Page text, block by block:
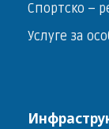
Спортско –
Услуге за